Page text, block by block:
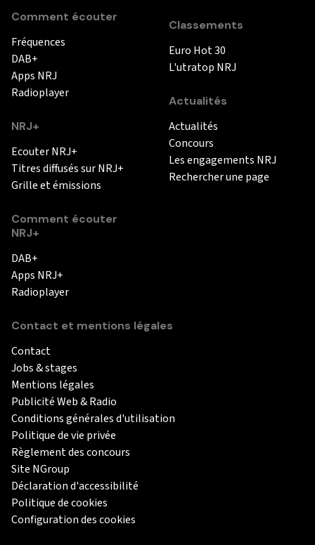
Comment écouter
Fréquences
DAB+
Apps NRJ
Radioplayer
NRJ+
Ecouter NRJ+
Titres diffusés sur NRJ+
Grille et émissions
Comment écouter
NRJ+
DAB+
Apps NRJ+
Radioplayer
Classements
Euro Hot 30
L'utratop NRJ
Actualités
Actualités
Concours
Les engagements NRJ
Rechercher une page
Contact et mentions légales
Contact
Jobs & stages
Mentions légales
Publicité Web & Radio
Conditions générales d'utilisation
Politique de vie privée
Règlement des concours
Site NGroup
Déclaration d'accessibilité
Politique de cookies
Configuration des cookies